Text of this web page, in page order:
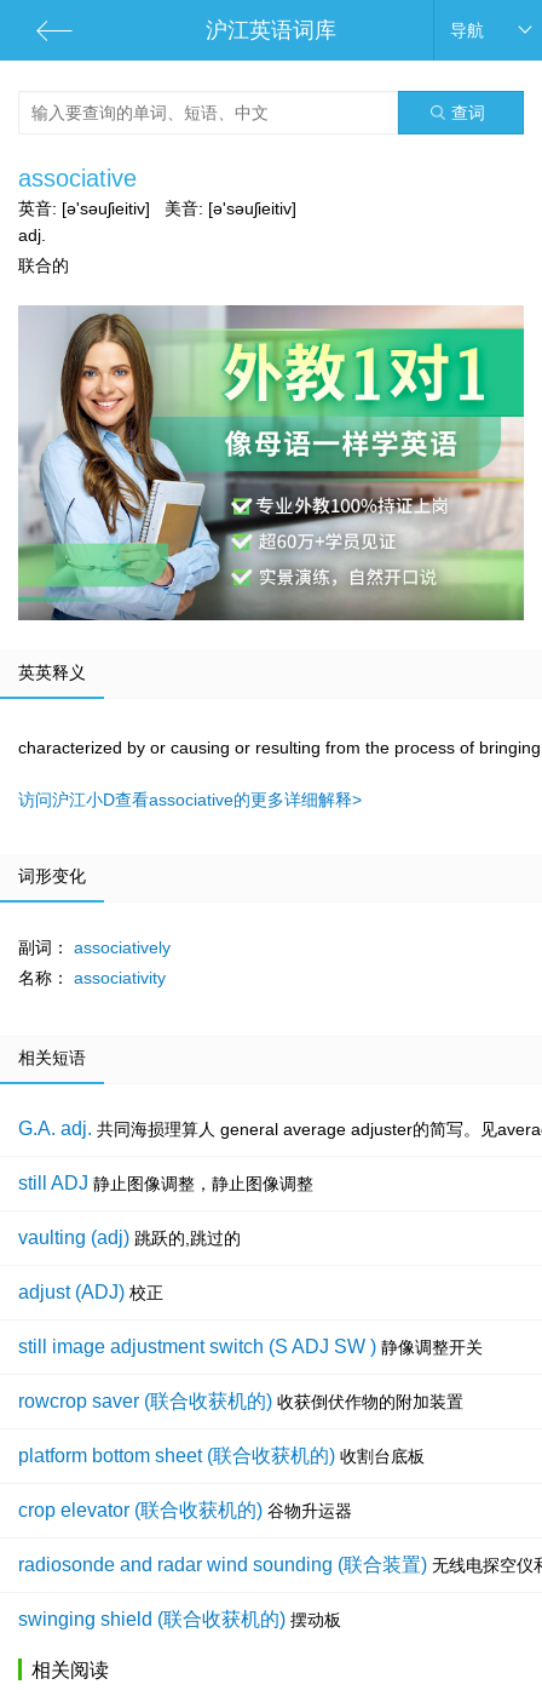
沪江英语词库 导航
查词
associative
英音: [ə'səuʃieitiv] 美音: [ə'səuʃieitiv]
adj.
联合的
英英释义
characterized by or causing or resulting from the process of
访问沪江小D查看associative的更多详细解释>
词形变化
副词：
associatively
名称：
associativity
相关短语
G.A. adj. 共同海损理算人 general average adjuster的简写。见
still ADJ 静止图像调整，静止图像调整
vaulting (adj) 跳跃的,跳过的
adjust (ADJ) 校正
still image adjustment switch (S ADJ SW ) 静像调整开关
rowcrop saver (联合收获机的) 收获倒伏作物的附加装置
platform bottom sheet (联合收获机的) 收割台底板
crop elevator (联合收获机的) 谷物升运器
radiosonde and radar wind sounding (联合装置) 无线电探空仪
swinging shield (联合收获机的) 摆动板
相关阅读